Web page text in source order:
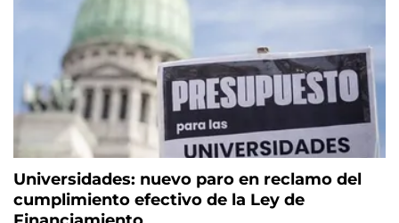
Universidades: nuevo paro en reclamo del
cumplimiento efectivo de la Ley de